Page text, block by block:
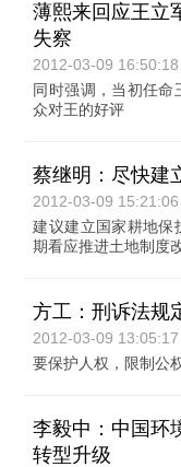
薄熙来回应王立
失察
2012-03-09 16:50:18
同时强调，当初任命
众对王的好评
蔡继明：尽快建
2012-03-09 15:21:06
建议建立国家耕地保
期看应推进土地制度
方工：刑诉法规
2012-03-09 13:05:17
要保护人权，限制公
李毅中：中国环
转型升级